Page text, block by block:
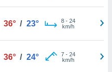
36° / 23° 8- 24
km/h
36° / 24° 7- 24
km/h